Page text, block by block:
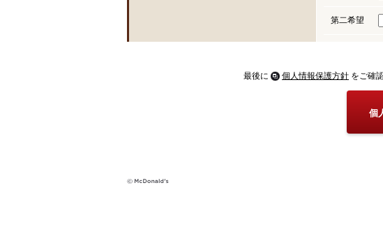
第二希望
最後に 個人情報保護方針 をご確
個